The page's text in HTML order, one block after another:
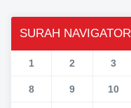
SURAH NAVIGATOR
1 2 3
8 9 10